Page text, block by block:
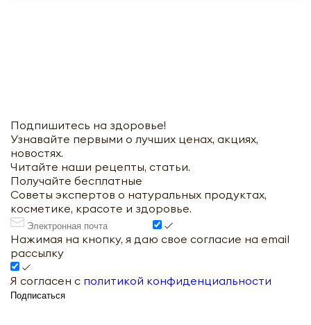
Подпишитесь на здоровье!
Узнавайте первыми о лучших ценах, акциях,
новостях.
Читайте наши рецепты, статьи.
Получайте бесплатные
Советы экспертов о натуральных продуктах,
косметике, красоте и здоровье.
Нажимая на кнопку, я даю свое согласие на email
рассылку
Я согласен с политикой конфиденциальности
Подписаться